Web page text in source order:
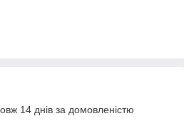
14 днів за домовленістю